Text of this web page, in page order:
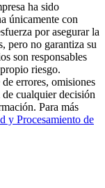
ha sido
únicamente con
por asegurar la
pero no garantiza su
son responsables
riesgo.
errores, omisiones
de cualquier decisión
Para más
y Procesamiento de